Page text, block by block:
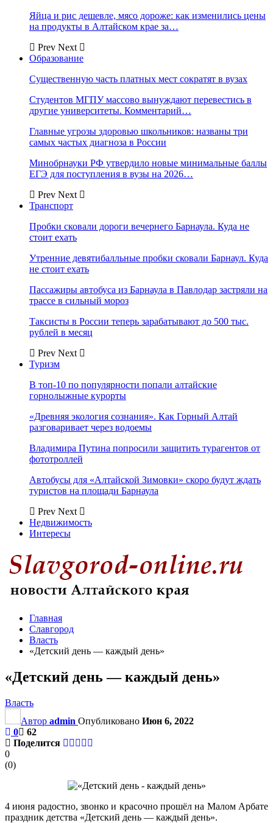
Яйца и рис дешевле, мясо дороже: как изменились цены
на продукты в Алтайском крае за…
Prev Next
Образование
Существенную часть платных мест сократят в вузах
Студентов МГПУ массово вынуждают перевестись в
другие университеты. Комментарий…
Главные угрозы здоровью школьников: названы три
самых частых диагноза в России
Минобрнауки РФ утвердило новые минимальные баллы
ЕГЭ для поступления в вузы на 2026…
Prev Next
Транспорт
Пробки сковали дороги вечернего Барнаула. Куда не
стоит ехать
Утренние девятибалльные пробки сковали Барнаул. Куда
не стоит ехать
Пассажиры автобуса из Барнаула в Павлодар застряли на
трассе в сильный мороз
Таксисты в России теперь зарабатывают до 500 тыс.
рублей в месяц
Prev Next
Туризм
В топ-10 по популярности попали алтайские
горнолыжные курорты
«Древняя экология сознания». Как Горный Алтай
разговаривает через водоемы
Владимира Путина попросили защитить турагентов от
фототроллей
Автобусы для «Алтайской Зимовки» скоро будут ждать
туристов на площади Барнаула
Prev Next
Недвижимость
Интересы
Главная
Славгород
Власть
«Детский день — каждый день»
«Детский день — каждый день»
Власть
Автор admin Опубликовано Июн 6, 2022
0
62
Поделится
0
(0)
4 июня радостно, звонко и красочно прошёл на Малом Арбате
праздник детства «Детский день — каждый день».